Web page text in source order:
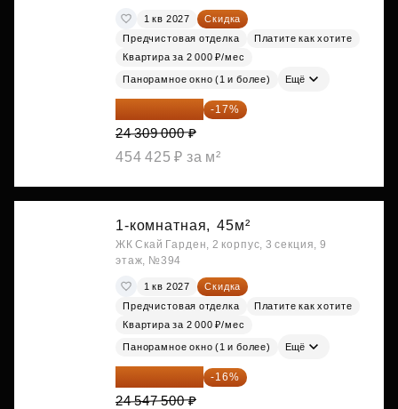
1 кв 2027
Скидка
Предчистовая отделка
Платите как хотите
Квартира за 2 000 ₽/мес
Панорамное окно (1 и более) Ещё
20 176 470 ₽ -17%
24 309 000 ₽
454 425 ₽ за м²
1-комнатная, 45м²
ЖК Скай Гарден, 2 корпус, 3 секция, 9
этаж, №394
1 кв 2027
Скидка
Предчистовая отделка
Платите как хотите
Квартира за 2 000 ₽/мес
Панорамное окно (1 и более) Ещё
20 619 900 ₽ -16%
24 547 500 ₽